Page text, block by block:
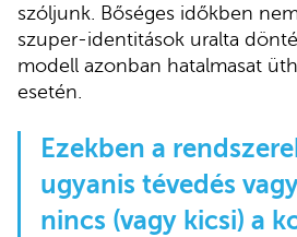
szóljunk. Bőséges időkben
szuper-identitások uralta
modell azonban hatalmasat
esetén.
Ezekben a
ugyanis tévedés
nincs (vagy kicsi) a